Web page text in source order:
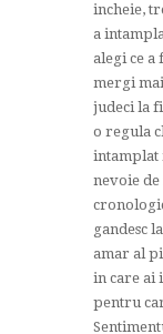
incheie,
a
alegi ce a
mergi mai
judeci la
o regula
intamplat
nevoie
gandesc
amar al
in care ai
pentru